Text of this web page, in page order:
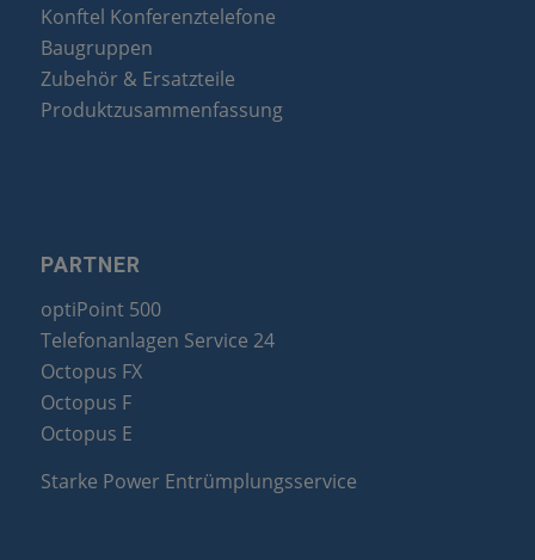
Konftel Konferenztelefone
Baugruppen
Zubehör & Ersatzteile
Produktzusammenfassung
PARTNER
optiPoint 500
Telefonanlagen Service 24
Octopus FX
Octopus F
Octopus E
Starke Power Entrümplungsservice